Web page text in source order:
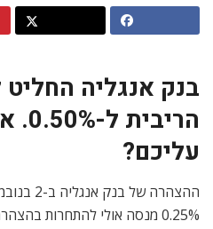
בנק אנגליה
עליכם?
ההצהרה
0.25% מנסה אולי להתחרות